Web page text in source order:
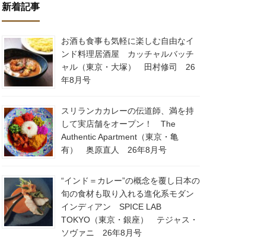
新着記事
お酒も食事も気軽に楽しむ自由なイ
ンド料理居酒屋 カッチャルバッチ
ャル（東京・大塚） 田村修司 26
年8月号
スリランカカレーの伝道師、満を持
して実店舗をオープン！ The
Authentic Apartment（東京・亀
有） 奥原直人 26年8月号
“インド＝カレー”の概念を覆し日本の
旬の食材も取り入れる進化系モダン
インディアン SPICE LAB
TOKYO（東京・銀座） テジャス・
ソヴァニ 26年8月号